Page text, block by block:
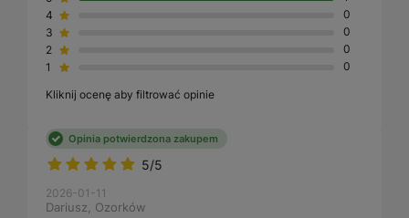
4
0
3
0
2
0
1
0
Kliknij ocenę aby filtrować opinie
5/5
Opinia potwierdzona zakupem
2026-01-11
Dariusz, Ozorków